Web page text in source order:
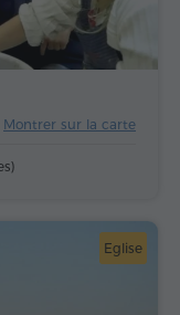
Montrer sur la carte
Eglise